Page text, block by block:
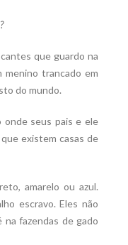
que guardo na
menino trancado em
do mundo.
onde seus pais e ele
existem casas de
amarelo ou azul.
escravo. Eles não
fazendas de gado